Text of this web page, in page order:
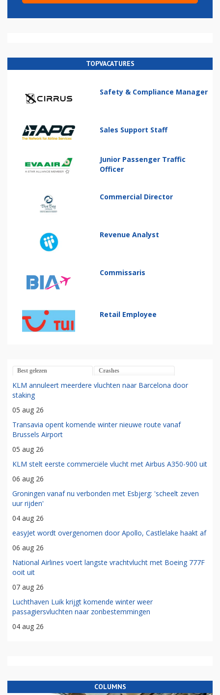
TOPVACATURES
Safety & Compliance Manager
Sales Support Staff
Junior Passenger Traffic
Officer
Commercial Director
Revenue Analyst
Commissaris
Retail Employee
Best gelezen Crashes
KLM annuleert meerdere vluchten naar Barcelona door
staking
05 aug 26
Transavia opent komende winter nieuwe route vanaf
Brussels Airport
05 aug 26
KLM stelt eerste commerciële vlucht met Airbus A350-900 uit
06 aug 26
Groningen vanaf nu verbonden met Esbjerg: 'scheelt zeven
uur rijden'
04 aug 26
easyJet wordt overgenomen door Apollo, Castlelake haakt af
06 aug 26
National Airlines voert langste vrachtvlucht met Boeing 777F
ooit uit
07 aug 26
Luchthaven Luik krijgt komende winter weer
passagiersvluchten naar zonbestemmingen
04 aug 26
COLUMNS